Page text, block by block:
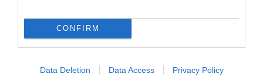
CONFIRM
Data Deletion Data Access Privacy Policy
Τουρκικά οπλισμένα F-16 «συνεπλάκησαν» με